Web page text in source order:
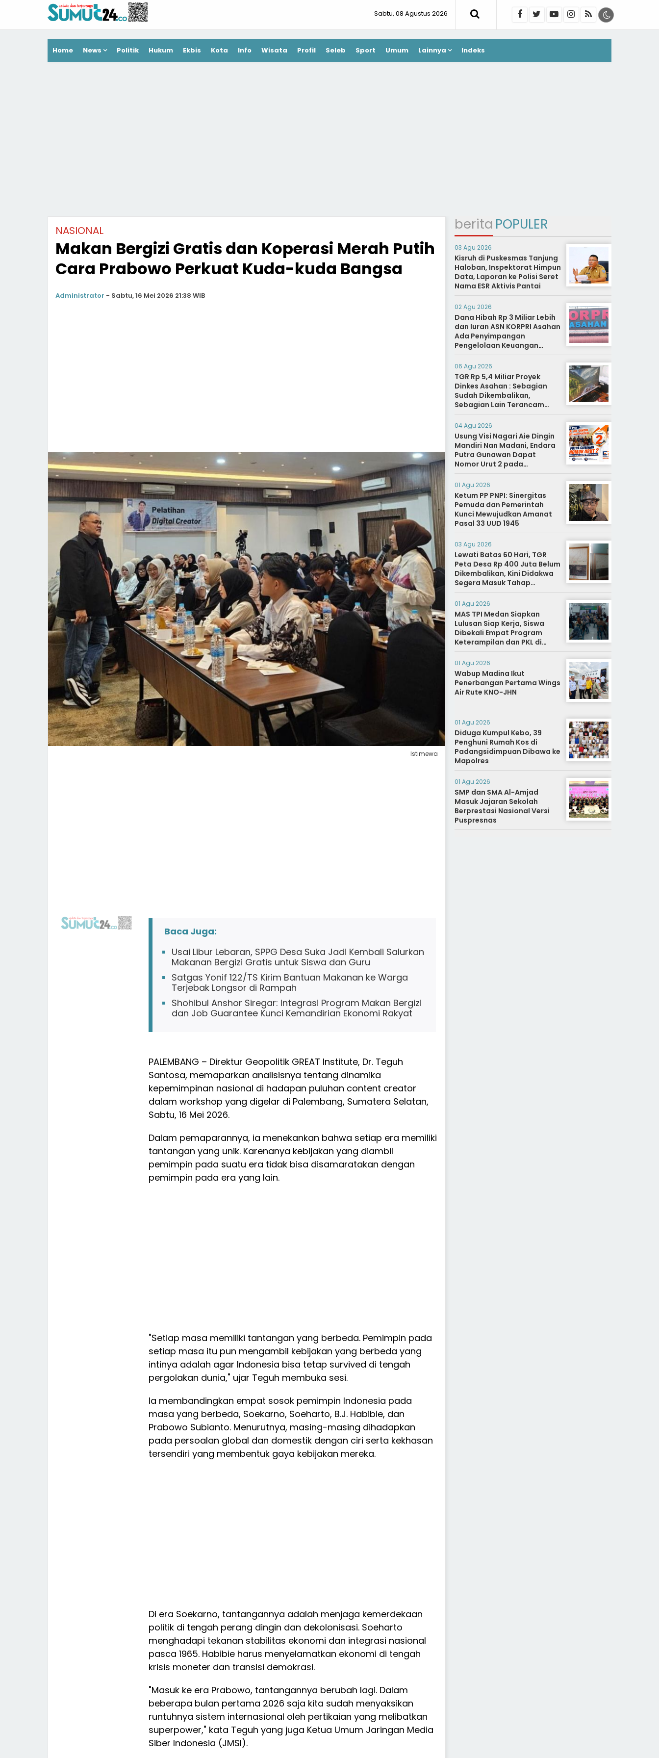
Sabtu, 08 Agustus 2026
Home News Politik Hukum Ekbis Kota Info Wisata Profil Seleb Sport Umum Lainnya Indeks
NASIONAL
Makan Bergizi Gratis dan Koperasi Merah Putih
Cara Prabowo Perkuat Kuda-kuda Bangsa
Administrator - Sabtu, 16 Mei 2026 21:38 WIB
Istimewa
Baca Juga:
Usai Libur Lebaran, SPPG Desa Suka Jadi Kembali Salurkan
Makanan Bergizi Gratis untuk Siswa dan Guru
Satgas Yonif 122/TS Kirim Bantuan Makanan ke Warga
Terjebak Longsor di Rampah
Shohibul Anshor Siregar: Integrasi Program Makan Bergizi
dan Job Guarantee Kunci Kemandirian Ekonomi Rakyat
PALEMBANG – Direktur Geopolitik GREAT Institute, Dr. Teguh
Santosa, memaparkan analisisnya tentang dinamika
kepemimpinan nasional di hadapan puluhan content creator
dalam workshop yang digelar di Palembang, Sumatera Selatan,
Sabtu, 16 Mei 2026.
Dalam pemaparannya, ia menekankan bahwa setiap era memiliki
tantangan yang unik. Karenanya kebijakan yang diambil
pemimpin pada suatu era tidak bisa disamaratakan dengan
pemimpin pada era yang lain.
"Setiap masa memiliki tantangan yang berbeda. Pemimpin pada
setiap masa itu pun mengambil kebijakan yang berbeda yang
intinya adalah agar Indonesia bisa tetap survived di tengah
pergolakan dunia," ujar Teguh membuka sesi.
Ia membandingkan empat sosok pemimpin Indonesia pada
masa yang berbeda, Soekarno, Soeharto, B.J. Habibie, dan
Prabowo Subianto. Menurutnya, masing-masing dihadapkan
pada persoalan global dan domestik dengan ciri serta kekhasan
tersendiri yang membentuk gaya kebijakan mereka.
Di era Soekarno, tantangannya adalah menjaga kemerdekaan
politik di tengah perang dingin dan dekolonisasi. Soeharto
menghadapi tekanan stabilitas ekonomi dan integrasi nasional
pasca 1965. Habibie harus menyelamatkan ekonomi di tengah
krisis moneter dan transisi demokrasi.
"Masuk ke era Prabowo, tantangannya berubah lagi. Dalam
beberapa bulan pertama 2026 saja kita sudah menyaksikan
runtuhnya sistem internasional oleh pertikaian yang melibatkan
superpower," kata Teguh yang juga Ketua Umum Jaringan Media
Siber Indonesia (JMSI).
berita POPULER
03 Agu 2026
Kisruh di Puskesmas Tanjung
Haloban, Inspektorat Himpun
Data, Laporan ke Polisi Seret
Nama ESR Aktivis Pantai
02 Agu 2026
Dana Hibah Rp 3 Miliar Lebih
dan Iuran ASN KORPRI Asahan
Ada Penyimpangan
Pengelolaan Keuangan
Dipertanyakan, Aparat
Diminta Segera Usut
06 Agu 2026
TGR Rp 5,4 Miliar Proyek
Dinkes Asahan : Sebagian
Sudah Dikembalikan,
Sebagian Lain Terancam
Sanksi Hukuman Berat
04 Agu 2026
Usung Visi Nagari Aie Dingin
Mandiri Nan Madani, Endara
Putra Gunawan Dapat
Nomor Urut 2 pada
Penetapan Calon Wali
Nagari.
01 Agu 2026
Ketum PP PNPI: Sinergitas
Pemuda dan Pemerintah
Kunci Mewujudkan Amanat
Pasal 33 UUD 1945
03 Agu 2026
Lewati Batas 60 Hari, TGR
Peta Desa Rp 400 Juta Belum
Dikembalikan, Kini Didakwa
Segera Masuk Tahap
Penyidikan
01 Agu 2026
MAS TPI Medan Siapkan
Lulusan Siap Kerja, Siswa
Dibekali Empat Program
Keterampilan dan PKL di
Dunia Industri
01 Agu 2026
Wabup Madina Ikut
Penerbangan Pertama Wings
Air Rute KNO-JHN
01 Agu 2026
Diduga Kumpul Kebo, 39
Penghuni Rumah Kos di
Padangsidimpuan Dibawa ke
Mapolres
01 Agu 2026
SMP dan SMA Al-Amjad
Masuk Jajaran Sekolah
Berprestasi Nasional Versi
Puspresnas